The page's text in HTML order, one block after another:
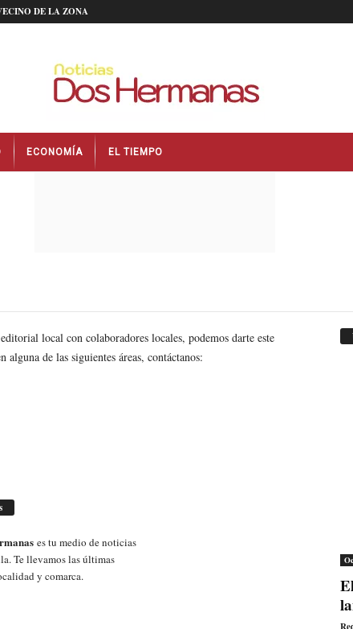
DE LA ZONA
ECONOMÍA EL TIEMPO
local con colaboradores locales, podemos darte este
de las siguientes áreas, contáctanos:
es tu medio de noticias
Te llevamos las últimas
y comarca.